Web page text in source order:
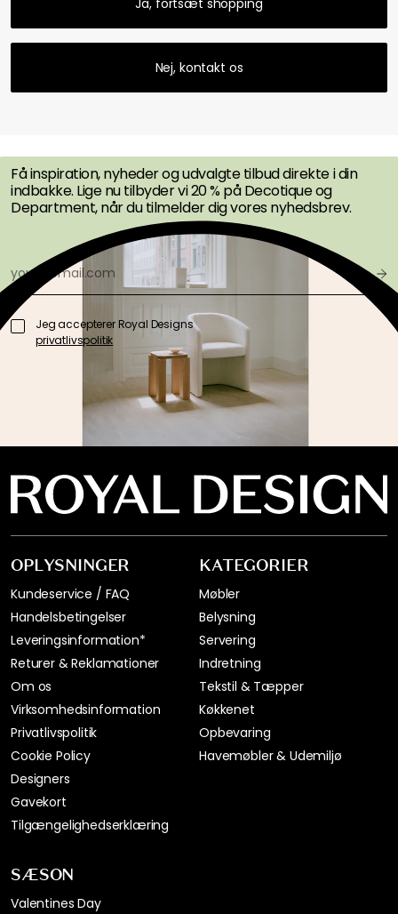
Ja, fortsæt shopping
Nej, kontakt os
Få inspiration, nyheder og udvalgte tilbud direkte i din
indbakke. Lige nu tilbyder vi 20 % på Decotique og
Department, når du tilmelder dig vores nyhedsbrev.
Jeg accepterer Royal Designs
privatlivspolitik
OPLYSNINGER
Kundeservice / FAQ
Handelsbetingelser
Leveringsinformation*
Returer & Reklamationer
Om os
Virksomhedsinformation
Privatlivspolitik
Cookie Policy
Designers
Gavekort
Tilgængelighedserklæring
KATEGORIER
Møbler
Belysning
Servering
Indretning
Tekstil & Tæpper
Køkkenet
Opbevaring
Havemøbler & Udemiljø
SÆSON
Valentines Day